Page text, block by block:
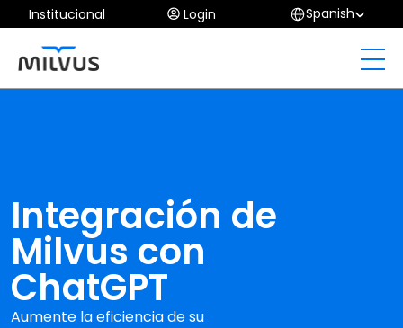
Institucional Select Language
Spanish
Login
Integración de
Milvus con
ChatGPT
Aumente la eficiencia de su